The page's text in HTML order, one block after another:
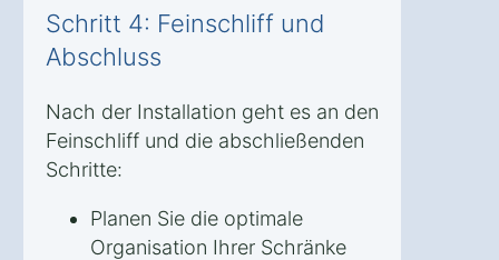
Schritt 4: Feinschliff und
Abschluss
Nach der Installation geht es an den
Feinschliff und die abschließenden
Schritte:
Planen Sie die optimale
Organisation Ihrer Schränke